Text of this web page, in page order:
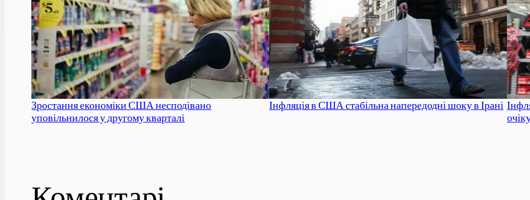
Зростання економіки США несподівано
уповільнилося у другому кварталі
Інфляція в США стабільна напередодні шоку в Ірані